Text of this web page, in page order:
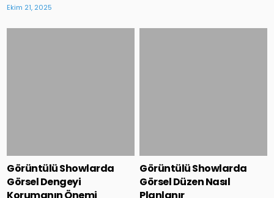
Ekim 21, 2025
Görüntülü Showlarda
Görsel Dengeyi
Korumanın Önemi
Görüntülü Showlarda
Görsel Düzen Nasıl
Planlanır